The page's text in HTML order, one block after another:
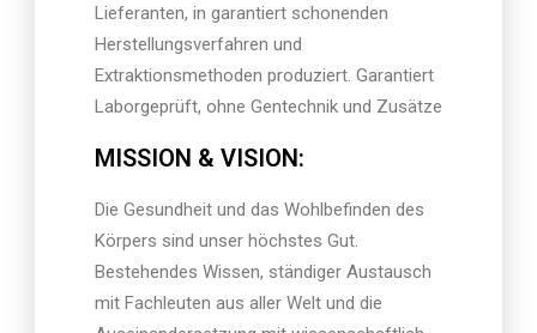
Lieferanten, in garantiert schonenden
Herstellungsverfahren und
Extraktionsmethoden produziert. Garantiert
Laborgeprüft, ohne Gentechnik und Zusätze
MISSION & VISION:
Die Gesundheit und das Wohlbefinden des
Körpers sind unser höchstes Gut.
Bestehendes Wissen, ständiger Austausch
mit Fachleuten aus aller Welt und die